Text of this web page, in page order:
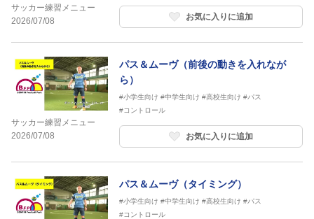
サッカー練習メニュー
2026/07/08
お気に入りに追加
サッカー練習メニュー
2026/07/08
パス＆ムーヴ（前後の動きを入れなが
ら）
#小学生向け #中学生向け #高校生向け #パス
#コントロール
お気に入りに追加
パス＆ムーヴ（タイミング）
#小学生向け #中学生向け #高校生向け #パス
#コントロール